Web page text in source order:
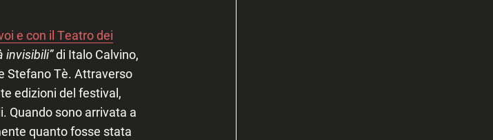
e con il Teatro dei
invisibili”di Italo Calvino,
Stefano Tè. Attraverso
edizioni del festival,
Quando sono arrivata a
quanto fosse stata